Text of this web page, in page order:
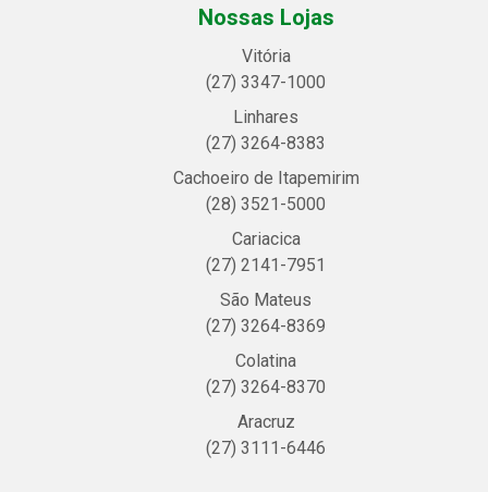
Nossas Lojas
Vitória
(27) 3347-1000
Linhares
(27) 3264-8383
Cachoeiro de Itapemirim
(28) 3521-5000
Cariacica
(27) 2141-7951
São Mateus
(27) 3264-8369
Colatina
(27) 3264-8370
Aracruz
(27) 3111-6446